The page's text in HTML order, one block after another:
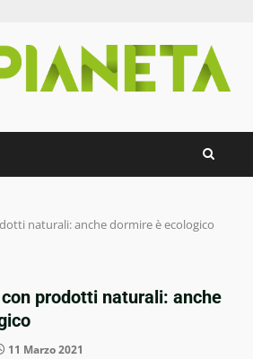
naturali: anche dormire è ecologico
prodotti naturali: anche
11 Marzo 2021